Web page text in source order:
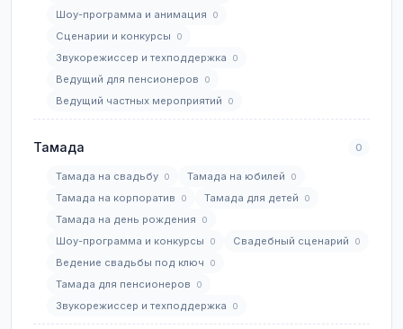
Шоу-программа и анимация 0
Сценарии и конкурсы 0
Звукорежиссер и техподдержка 0
Ведущий для пенсионеров 0
Ведущий частных мероприятий 0
Тамада 0
Тамада на свадьбу 0 Тамада на юбилей 0
Тамада на корпоратив 0 Тамада для детей 0
Тамада на день рождения 0
Шоу-программа и конкурсы 0 Свадебный сценарий 0
Ведение свадьбы под ключ 0
Тамада для пенсионеров 0
Звукорежиссер и техподдержка 0